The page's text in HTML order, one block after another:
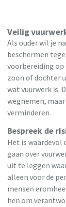
Veilig
Als ouder wil je
beschermen
voorbereiding op
zoon of dochter
wat vuurwerk is.
wegnemen,
verminderen.
Bespreek de
Het is waardevol
gaan over
uit te leggen
alleen voor de
mensen
hen om